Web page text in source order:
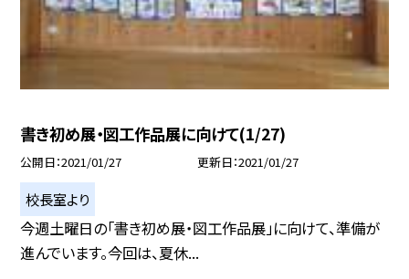
書き初め展・図工作品展に向けて(1/27)
公開日 2021/01/27 更新日 2021/01/27
校長室より
今週土曜日の「書き初め展・図工作品展」に向けて、準備が
進んでいます。今回は、夏休...